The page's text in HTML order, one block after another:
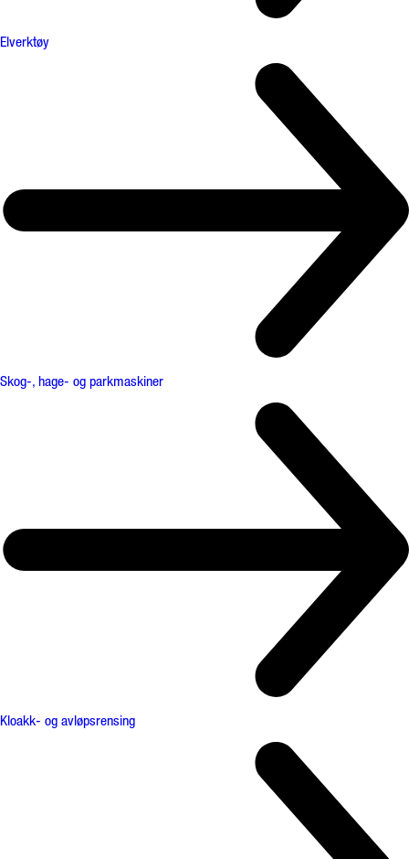
Elverktøy
Skog-, hage- og parkmaskiner
Kloakk- og avløpsrensing